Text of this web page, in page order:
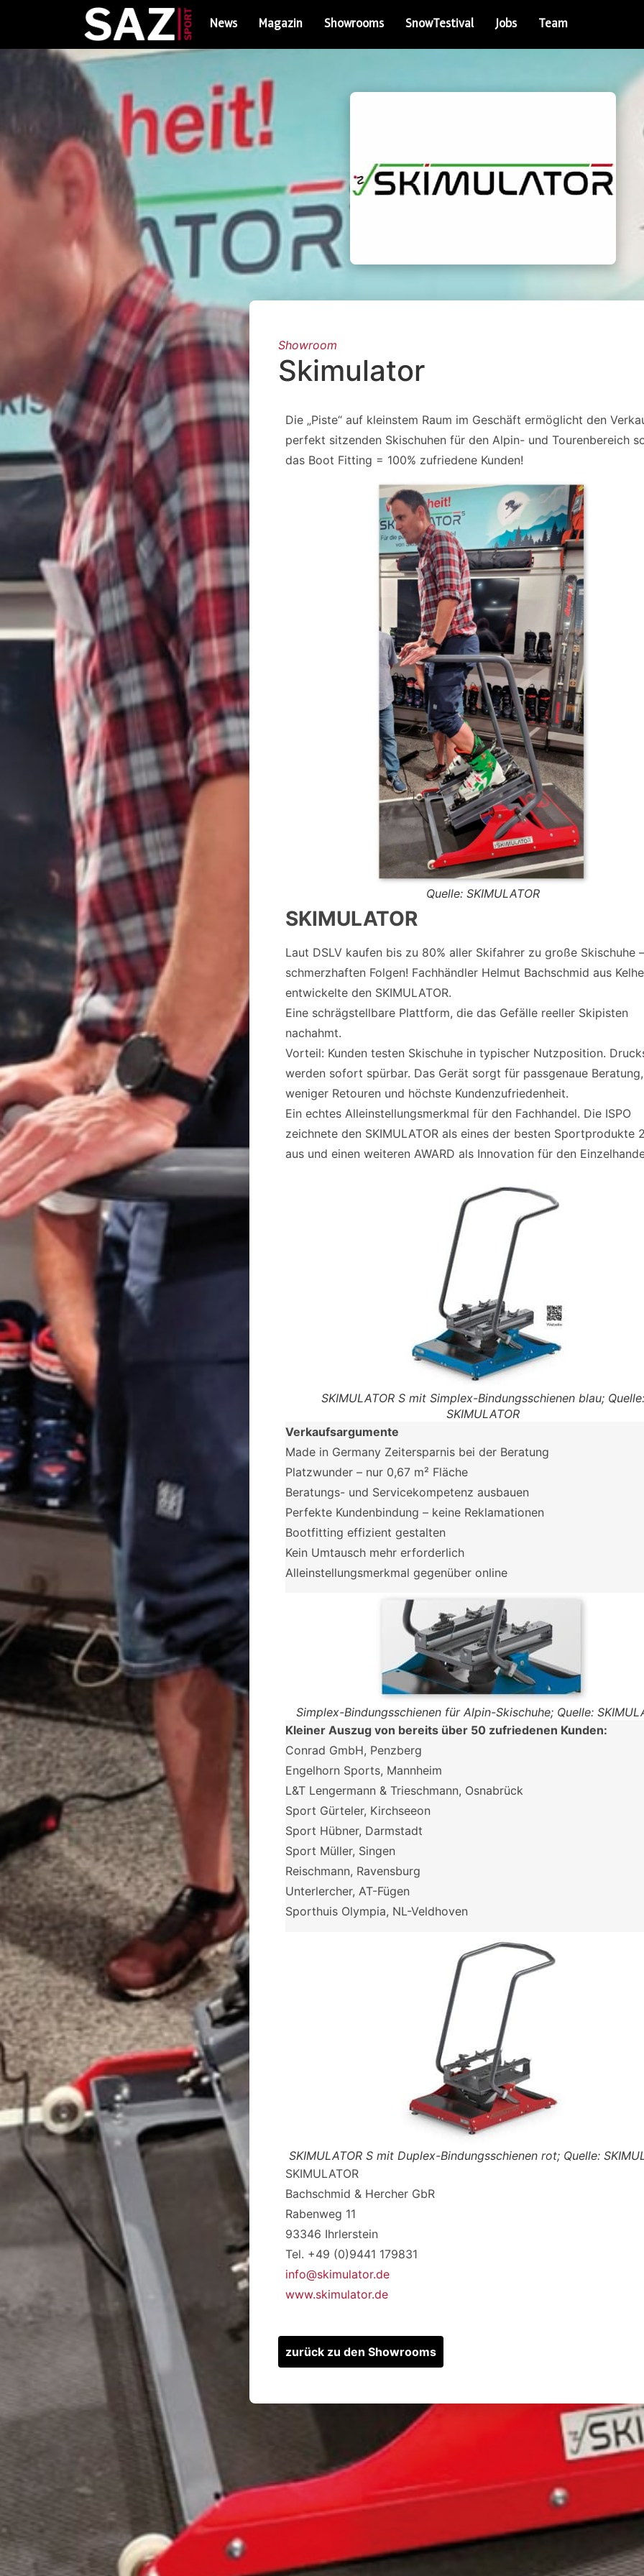
News Magazin Showrooms SnowTestival Jobs Team
Showroom
Skimulator
Die „Piste“ auf kleinstem Raum im Geschäft ermöglicht den
perfekt sitzenden Skischuhen für den Alpin- und Tourenbereich
das Boot Fitting = 100% zufriedene Kunden!
Quelle: SKIMULATOR
SKIMULATOR
Laut DSLV kaufen bis zu 80% aller Skifahrer zu große Skischuhe
schmerzhaften Folgen! Fachhändler Helmut Bachschmid aus
entwickelte den SKIMULATOR.
Eine schrägstellbare Plattform, die das Gefälle reeller Skipisten
nachahmt.
Vorteil: Kunden testen Skischuhe in typischer Nutzposition.
werden sofort spürbar. Das Gerät sorgt für passgenaue Beratung,
weniger Retouren und höchste Kundenzufriedenheit.
Ein echtes Alleinstellungsmerkmal für den Fachhandel. Die ISPO
zeichnete den SKIMULATOR als eines der besten Sportprodukte
aus und einen weiteren AWARD als Innovation für den
SKIMULATOR S mit Simplex-Bindungsschienen blau; Quelle:
SKIMULATOR
Verkaufsargumente
Made in Germany Zeitersparnis bei der Beratung
Platzwunder – nur 0,67 m² Fläche
Beratungs- und Servicekompetenz ausbauen
Perfekte Kundenbindung – keine Reklamationen
Bootfitting effizient gestalten
Kein Umtausch mehr erforderlich
Alleinstellungsmerkmal gegenüber online
Simplex-Bindungsschienen für Alpin-Skischuhe; Quelle:
Kleiner Auszug von bereits über 50 zufriedenen Kunden:
Conrad GmbH, Penzberg
Engelhorn Sports, Mannheim
L&T Lengermann & Trieschmann, Osnabrück
Sport Gürteler, Kirchseeon
Sport Hübner, Darmstadt
Sport Müller, Singen
Reischmann, Ravensburg
Unterlercher, AT-Fügen
Sporthuis Olympia, NL-Veldhoven
SKIMULATOR S mit Duplex-Bindungsschienen rot; Quelle:
SKIMULATOR
Bachschmid & Hercher GbR
Rabenweg 11
93346 Ihrlerstein
Tel. +49 (0)9441 179831
info@skimulator.de
www.skimulator.de
zurück zu den Showrooms